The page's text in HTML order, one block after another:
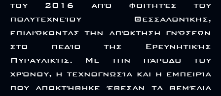
του 2016 από φοιτητές του
πολυτεχνείου Θεσσαλονίκης,
επιδιώκοντας την απόκτηση γνώσεων
στο πεδίο της Ερευνητικής
Πυραυλικής. Με την πάροδο του
χρόνου, η τεχνογνωσία και η εμπειρία
που αποκτήθηκε έθεσαν τα θεμέλια